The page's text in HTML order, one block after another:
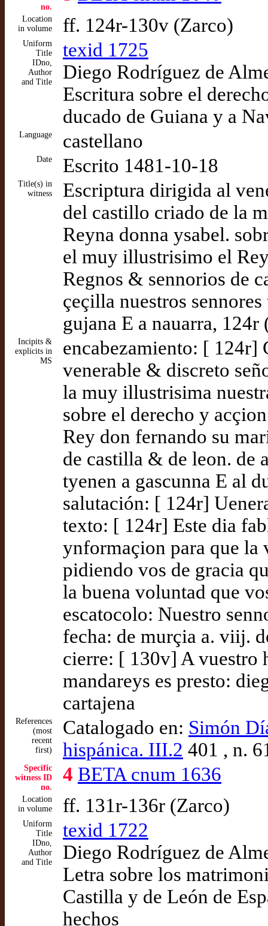
no.
Location
in volume
ff. 124r-130v (Zarco)
Uniform
Title
IDno,
Author
and Title
texid 1725
Diego Rodríguez de
Escritura sobre el
ducado de Guiana y a
Language castellano
Date Escrito 1481-10-18
Title(s) in
witness
Escriptura dirigida al
del castillo criado de la
Reyna donna ysabel.
el muy illustrisimo el
Regnos & sennorios de
çeçilla nuestros
gujana E a nauarra, 124r
Incipits &
explicits in
MS
encabezamiento: [ 124r]
venerable & discreto
la muy illustrisima
sobre el derecho y
Rey don fernando su
de castilla & de leon. de
tyenen a gascunna E al
salutación: [ 124r]
texto: [ 124r] Este dia
ynformaçion para que la
pidiendo vos de gracia
la buena voluntad que
escatocolo: Nuestro
fecha: de murçia a. viij.
cierre: [ 130v] A vuestro
mandareys es presto:
cartajena
References
(most
recent
first)
Catalogado en: Simón
hispánica. III.2 401 , n.
Specific
witness ID
no.
4 BETA cnum 1636
Location
in volume
ff. 131r-136r (Zarco)
Uniform
Title
IDno,
Author
and Title
texid 1722
Diego Rodríguez de
Letra sobre los
Castilla y de León de
hechos